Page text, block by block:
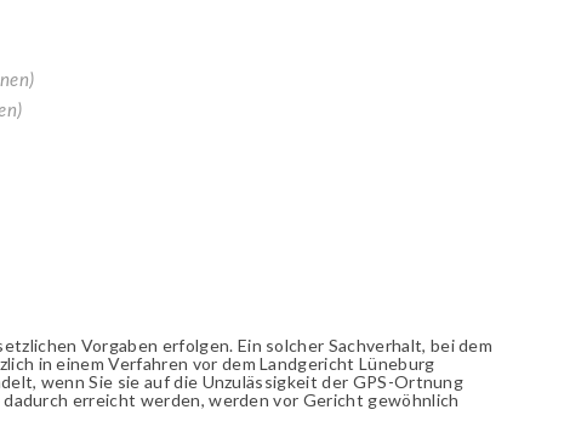
Vorgaben erfolgen. Ein solcher Sachverhalt, bei dem
in einem Verfahren vor dem Landgericht Lüneburg
wenn Sie sie auf die Unzulässigkeit der GPS-Ortnung
erreicht werden, werden vor Gericht gewöhnlich